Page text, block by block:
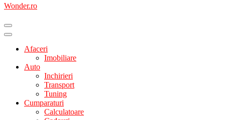
Wonder.ro
Afaceri
Imobiliare
Auto
Inchirieri
Transport
Tuning
Cumparaturi
Calculatoare